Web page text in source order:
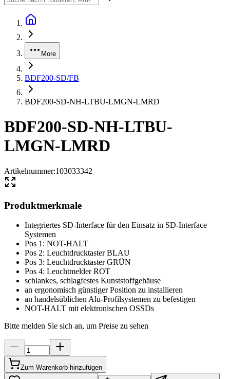
More
BDF200-SD/FB
BDF200-SD-NH-LTBU-LMGN-LMRD
BDF200-SD-NH-LTBU-
LMGN-LMRD
Artikelnummer:103033342
Produktmerkmale
Integriertes SD-Interface für den Einsatz in SD-Interface
Systemen
Pos 1: NOT-HALT
Pos 2: Leuchtdrucktaster BLAU
Pos 3: Leuchtdrucktaster GRÜN
Pos 4: Leuchtmelder ROT
schlankes, schlagfestes Kunststoffgehäuse
an ergonomisch günstiger Position zu installieren
an handelsüblichen Alu-Profilsystemen zu befestigen
NOT-HALT mit elektronischen OSSDs
Bitte melden Sie sich an, um Preise zu sehen
Zum Warenkorb hinzufügen